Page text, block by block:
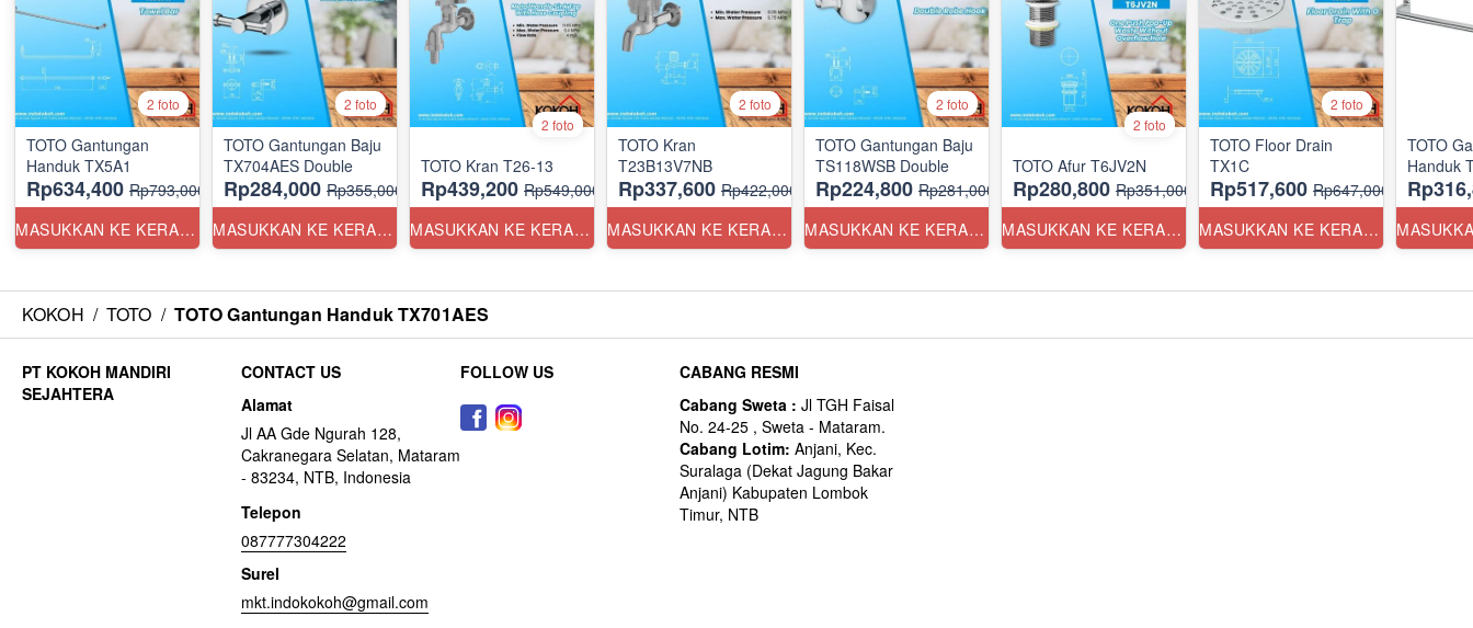
2 foto
TOTO Gantungan
Handuk TX5A1
Rp634,400 Rp793,000
MASUKKAN KE KERANJANG
2 foto
TOTO Gantungan Baju
TX704AES Double
Rp284,000 Rp355,000
MASUKKAN KE KERANJANG
2 foto
TOTO Kran T26-13
Rp439,200 Rp549,000
MASUKKAN KE KERANJANG
2 foto
TOTO Kran
T23B13V7NB
Rp337,600 Rp422,000
MASUKKAN KE KERANJANG
2 foto
TOTO Gantungan Baju
TS118WSB Double
Rp224,800 Rp281,000
MASUKKAN KE KERANJANG
2 foto
TOTO Afur T6JV2N
Rp280,800 Rp351,000
MASUKKAN KE KERANJANG
2 foto
TOTO Floor Drain
TX1C
Rp517,600 Rp647,000
MASUKKAN KE KERANJANG
TOTO
Handuk
KOKOH / TOTO / TOTO Gantungan Handuk TX701AES
CONTACT US
Alamat
Jl AA Gde Ngurah 128,
Cakranegara Selatan, Mataram
- 83234, NTB, Indonesia
Telepon
087777304222
Surel
mkt.indokokoh@gmail.com
FOLLOW US CABANG RESMI